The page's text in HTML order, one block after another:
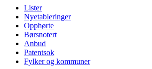
Lister
Nyetableringer
Opphørte
Børsnotert
Anbud
Patentsok
Fylker og kommuner